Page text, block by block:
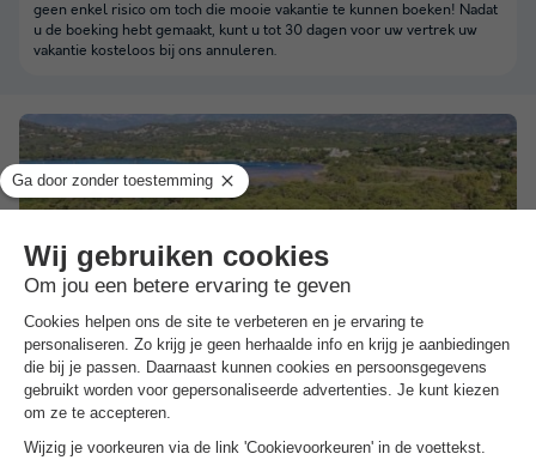
Camping Golfo Di Sogno ★★★★
Corsica,Porto-vecchio
3.6 8.1 Zeer goed
geen enkel risico om toch die mooie vakantie te kunnen boeken! Nadat
u de boeking hebt gemaakt, kunt u tot 30 dagen voor uw vertrek uw
vakantie kosteloos bij ons annuleren.